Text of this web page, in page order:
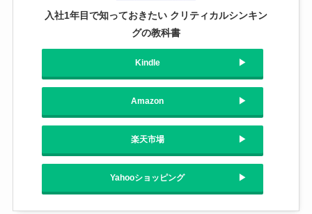
入社1年目で知っておきたい クリティカルシンキン
グの教科書
Kindle
Amazon
楽天市場
Yahooショッピング